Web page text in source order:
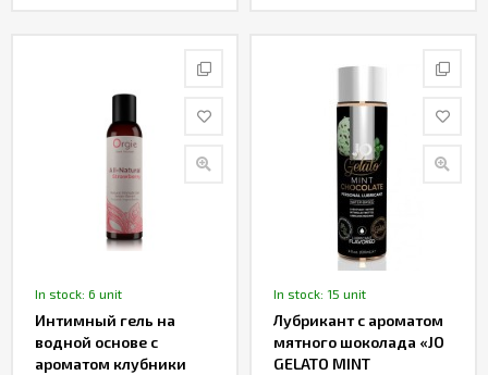
In stock: 6 unit
Интимный гель на
водной основе с
ароматом клубники
In stock: 15 unit
Лубрикант с ароматом
мятного шоколада «JO
GELATO MINT